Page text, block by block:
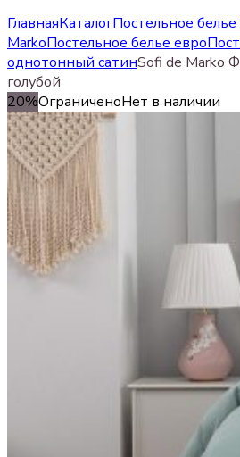
ГлавнаяКаталогПостельное белье
MarkoПостельное белье евро
однотонный сатинSofi de Marko
голубой
20%ОграниченоНет в наличии